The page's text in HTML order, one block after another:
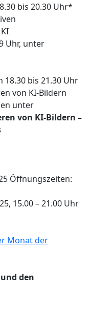
bis 20.30 Uhr*
Uhr, unter
18.30 bis 21.30 Uhr
von KI-Bildern
unter
von KI-Bildern –
Öffnungszeiten:
15.00 – 21.00 Uhr
Monat der
den